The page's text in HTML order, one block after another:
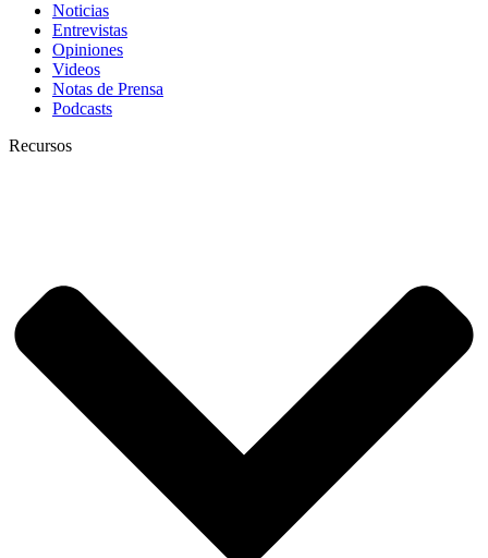
Noticias
Entrevistas
Opiniones
Videos
Notas de Prensa
Podcasts
Recursos